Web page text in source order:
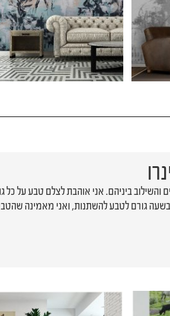
ביניהם. אני אוהבת לצלם טבע על כל
גורם לטבע להשתנות, ואני מאמינה